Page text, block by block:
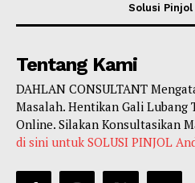
Solusi Pinjol
Tentang Kami
DAHLAN CONSULTANT
Masalah. Hentikan Gali Lubang
Online. Silakan Konsultasikan
di sini untuk SOLUSI PINJOL